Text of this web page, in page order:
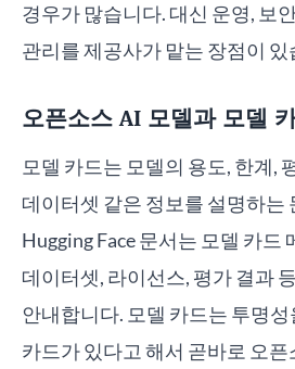
경우가 많습니다. 대신 운영, 보
관리를 제공사가 맡는 장점이 있
오픈소스 AI 모델과 모델
모델 카드는 모델의 용도, 한계,
데이터셋 같은 정보를 설명하는
Hugging Face 문서는 모델 카드
데이터셋, 라이선스, 평가 결과
안내합니다. 모델 카드는 투명
카드가 있다고 해서 곧바로 오